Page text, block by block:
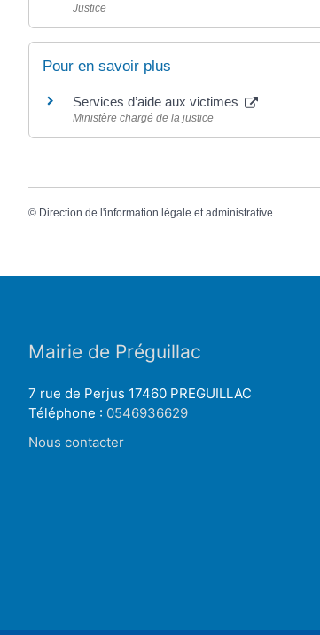
Justice
Pour en savoir plus
Services d’aide aux victimes
Ministère chargé de la justice
© Direction de l'information légale et administrative
Mairie de Préguillac
7 rue de Perjus 17460 PREGUILLAC
Téléphone : 0546936629
Nous contacter